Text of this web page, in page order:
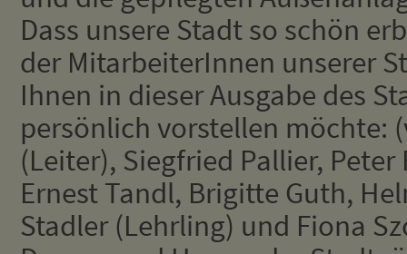
Dass unsere Stadt so schön
der MitarbeiterInnen unserer
Ihnen in dieser Ausgabe des
persönlich vorstellen möchte:
(Leiter), Siegfried Pallier, Peter
Ernest Tandl, Brigitte Guth,
Stadler (Lehrling) und Fiona